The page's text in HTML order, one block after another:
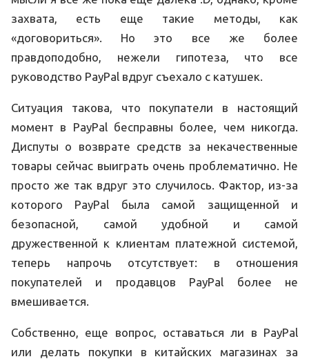
захвата, есть еще такие методы, как
«договориться». Но это все же более
правдоподобно, нежели гипотеза, что все
руководство PayPal вдруг съехало с катушек.
Ситуация такова, что покупатели в настоящий
момент в PayPal бесправны более, чем никогда.
Диспуты о возврате средств за некачественные
товары сейчас выиграть очень проблематично. Не
просто же так вдруг это случилось. Фактор, из-за
которого PayPal была самой защищенной и
безопасной, самой удобной и самой
дружественной к клиентам платежной системой,
теперь напрочь отсутствует: в отношения
покупателей и продавцов PayPal более не
вмешивается.
Собственно, еще вопрос, оставаться ли в PayPal
или делать покупки в китайских магазинах за